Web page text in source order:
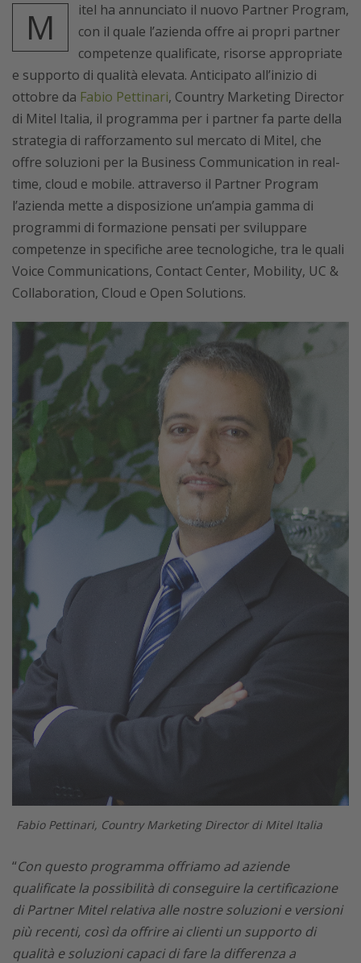
M
itel ha annunciato il nuovo Partner Program,
con il quale l’azienda offre ai propri partner
competenze qualificate, risorse appropriate
e supporto di qualità elevata. Anticipato all’inizio di
ottobre da Fabio Pettinari, Country Marketing Director
di Mitel Italia, il programma per i partner fa parte della
strategia di rafforzamento sul mercato di Mitel, che
offre soluzioni per la Business Communication in real-
time, cloud e mobile. attraverso il Partner Program
l’azienda mette a disposizione un’ampia gamma di
programmi di formazione pensati per sviluppare
competenze in specifiche aree tecnologiche, tra le quali
Voice Communications, Contact Center, Mobility, UC &
Collaboration, Cloud e Open Solutions.
Fabio Pettinari, Country Marketing Director di Mitel Italia
“Con questo programma offriamo ad aziende
qualificate la possibilità di conseguire la certificazione
di Partner Mitel relativa alle nostre soluzioni e versioni
più recenti, così da offrire ai clienti un supporto di
qualità e soluzioni capaci di fare la differenza a